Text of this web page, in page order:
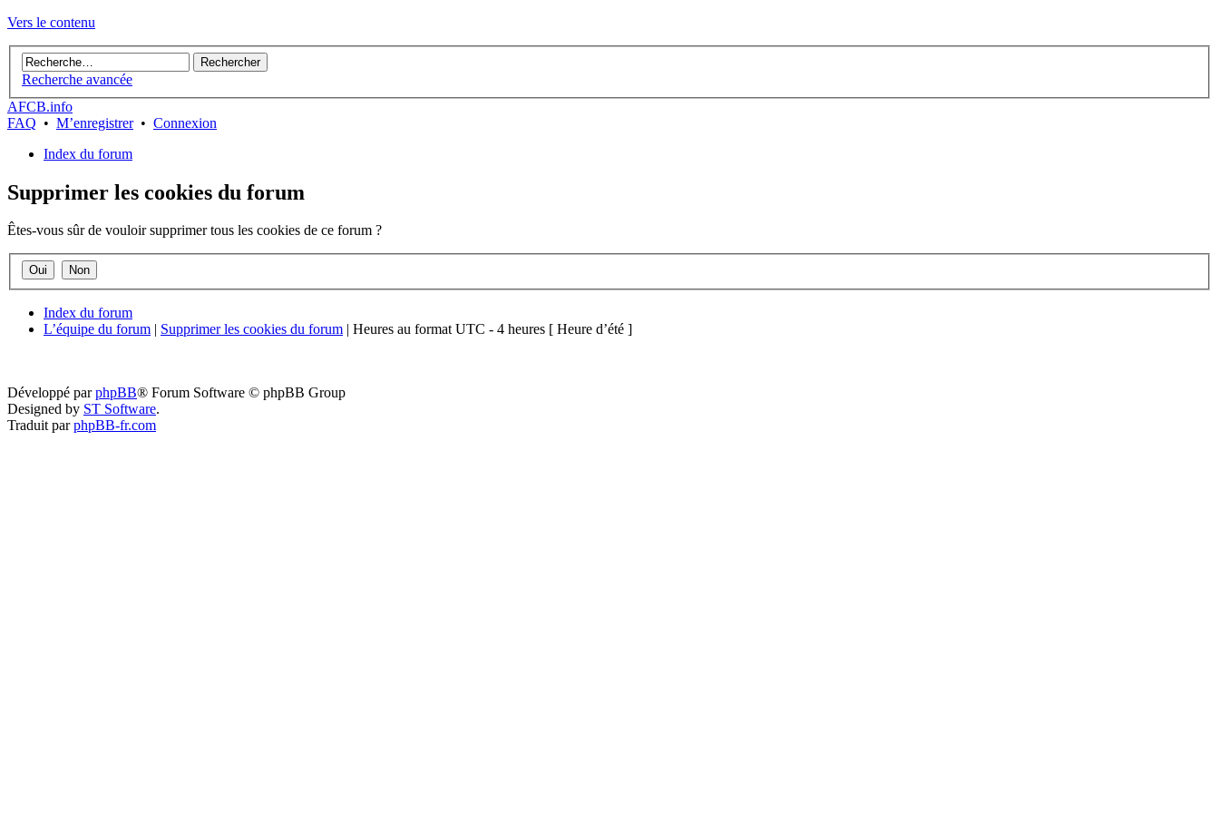
Vers le contenu
Recherche avancée
AFCB.info
FAQ • M’enregistrer • Connexion
Index du forum
Supprimer les cookies du forum
Êtes-vous sûr de vouloir supprimer tous les cookies de ce forum ?
Index du forum
L’équipe du forum | Supprimer les cookies du forum | Heures au format UTC - 4 heures [ Heure d’été ]
Développé parphpBB® Forum Software © phpBB Group
Designed by ST Software.
Traduit parphpBB-fr.com